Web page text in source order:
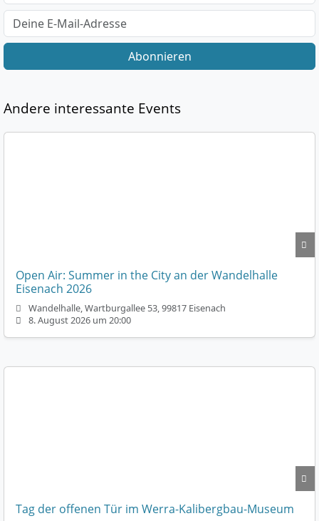
Abonnieren
Andere interessante Events
Open Air: Summer in the City an der Wandelhalle
Eisenach 2026
Wandelhalle, Wartburgallee 53, 99817 Eisenach
8. August 2026 um 20:00
Tag der offenen Tür im Werra-Kalibergbau-Museum